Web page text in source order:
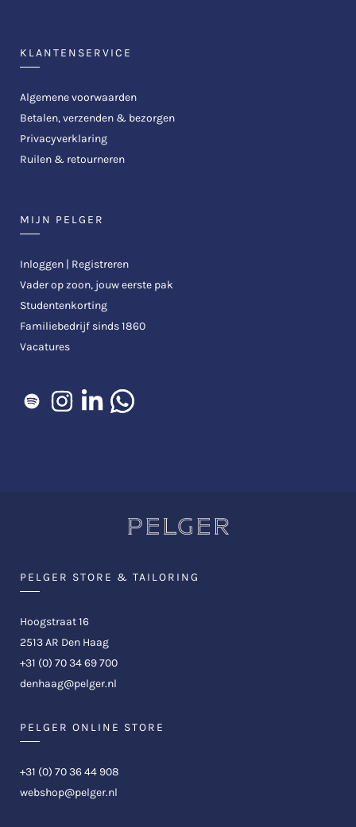
KLANTENSERVICE
Algemene voorwaarden
Betalen, verzenden & bezorgen
Privacyverklaring
Ruilen & retourneren
MIJN PELGER
Inloggen | Registreren
Vader op zoon, jouw eerste pak
Studentenkorting
Familiebedrijf sinds 1860
Vacatures
PELGER STORE & TAILORING
Hoogstraat 16
2513 AR Den Haag
+31 (0) 70 34 69 700
denhaag@pelger.nl
PELGER ONLINE STORE
+31 (0) 70 36 44 908
webshop@pelger.nl